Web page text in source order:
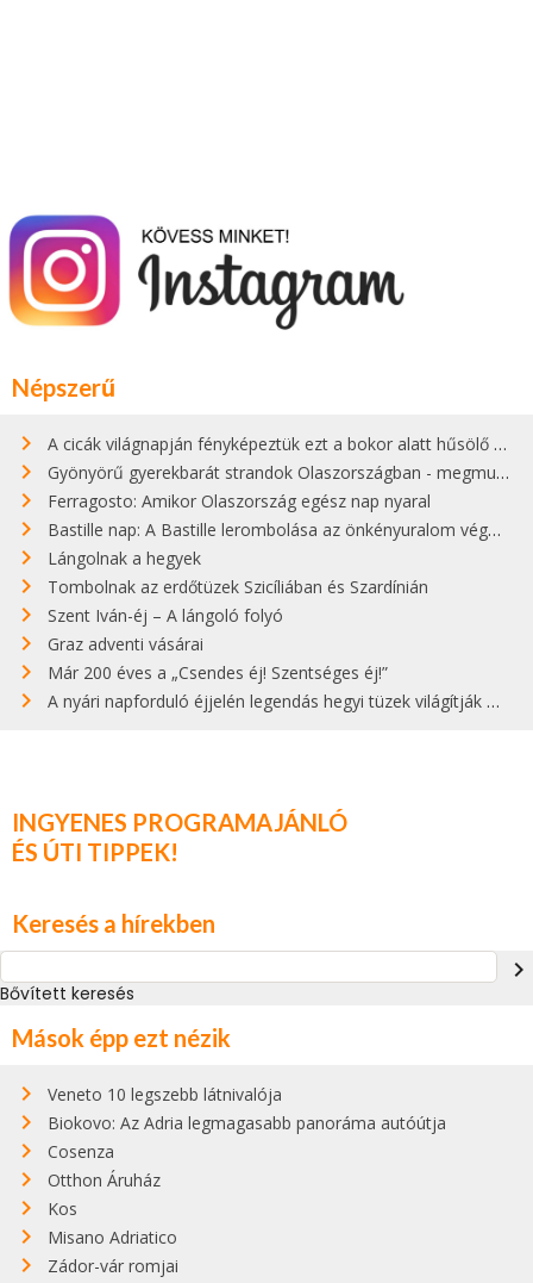
Népszerű
A cicák világnapján fényképeztük ezt a bokor alatt hűsölő cicát Kisorosziban
Gyönyörű gyerekbarát strandok Olaszországban - megmutatjuk a 15 legjobbat
Ferragosto: Amikor Olaszország egész nap nyaral
Bastille nap: A Bastille lerombolása az önkényuralom végét jelentette
Lángolnak a hegyek
Tombolnak az erdőtüzek Szicíliában és Szardínián
Szent Iván-éj – A lángoló folyó
Graz adventi vásárai
Már 200 éves a „Csendes éj! Szentséges éj!”
A nyári napforduló éjjelén legendás hegyi tüzek világítják meg Zugspitzét
INGYENES PROGRAMAJÁNLÓ
ÉS ÚTI TIPPEK!
Keresés a hírekben
navigate_next
Bővített keresés
Mások épp ezt nézik
Veneto 10 legszebb látnivalója
Biokovo: Az Adria legmagasabb panoráma autóútja
Cosenza
Otthon Áruház
Kos
Misano Adriatico
Zádor-vár romjai